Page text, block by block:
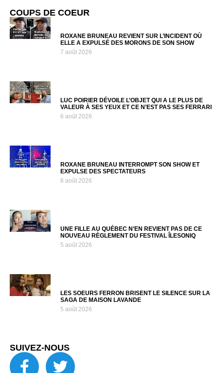
COUPS DE COEUR
ROXANE BRUNEAU REVIENT SUR L’INCIDENT OÙ
ELLE A EXPULSÉ DES MORONS DE SON SHOW
7 août 2026
LUC POIRIER DÉVOILE L’OBJET QUI A LE PLUS DE
VALEUR À SES YEUX ET CE N’EST PAS SES FERRARI
6 août 2026
ROXANE BRUNEAU INTERROMPT SON SHOW ET
EXPULSE DES SPECTATEURS
6 août 2026
UNE FILLE AU QUÉBEC N’EN REVIENT PAS DE CE
NOUVEAU RÈGLEMENT DU FESTIVAL ÎLESONIQ
5 août 2026
LES SOEURS FERRON BRISENT LE SILENCE SUR LA
SAGA DE MAISON LAVANDE
5 août 2026
SUIVEZ-NOUS